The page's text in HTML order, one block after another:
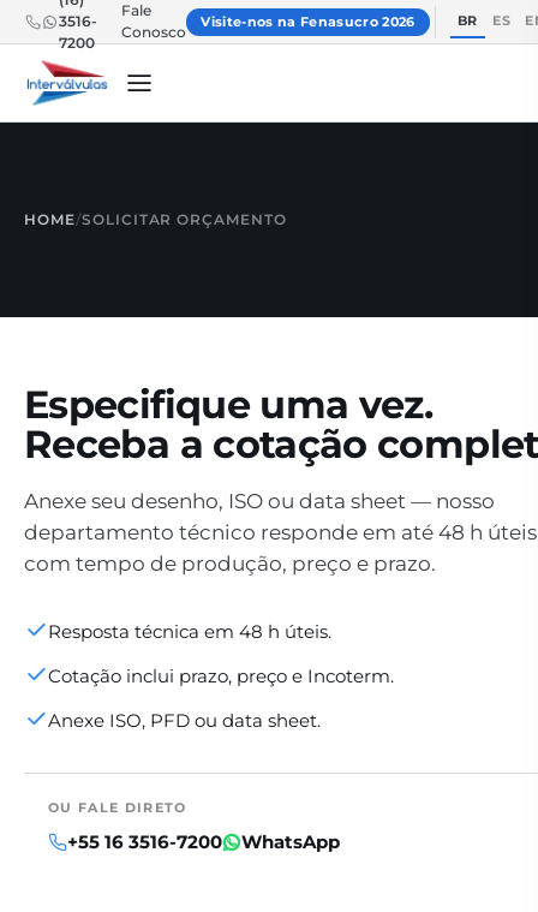
3516-
7200
Fale
Conosco
Visite-nos na Fenasucro 2026 BR ES
HOME/SOLICITAR ORÇAMENTO
Especifique uma vez.
Receba a cotação
Anexe seu desenho, ISO ou data sheet — nosso
departamento técnico responde em até 48 h úteis
com tempo de produção, preço e prazo.
Resposta técnica em 48 h úteis.
Cotação inclui prazo, preço e Incoterm.
Anexe ISO, PFD ou data sheet.
OU FALE DIRETO
+55 16 3516-7200 WhatsApp